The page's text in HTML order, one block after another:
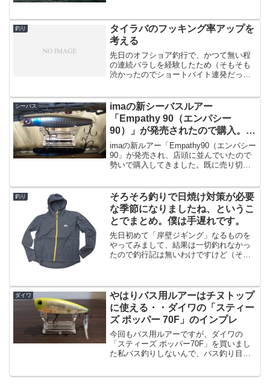
打ち際にベイトは居るようですが、全く
もって無反応。メッキくらい...
釣り
タイラバのフッキング率アップを
考える
先日のオフショア釣行で、かつて無い程
の連続バラしを経験したため（そもそも
渋かったのでショートバイト連発だった
ラバオレンジの90gのヘッドに、ハヤブサ
の無双真鯛 フリース...
シーバス
imaの新シーバスルアー
「Empathy 90（エンパシー
90）」が発売されたので購入。イ
ンプレ。
imaの新ルアー「Empathy90（エンパシー
90」が発売され、店頭に並んでいたので
勢いで購入してきました。既に売り切れ
注目度もすごく高そうです。ちなみにパ
ッケージ裏...
釣り
そろそろ釣りで日焼け対策が必要
な季節になりましたね、というこ
とでまとめ。僕は手遅れです。
先日初めて「岸壁ジギング」なるものを
やってみまして、結果は一切釣れなかっ
たので釣行記は無いわけですけど（そも
という事で思いっきり真っ...
ダイワ
やはりバス用ルアーはチヌトップ
に使える・・ダイワの「スティー
ズ ポッパー 70F」のインプレ
今回もバス用ルアーですが、ダイワの
「スティーズ ポッパー70F」を買いまし
た私バス釣りしないんで、バス釣り目的